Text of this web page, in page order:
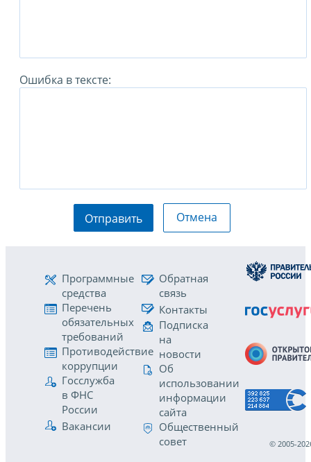
Ошибка в тексте:
Отправить Отмена
Программные
средства
Перечень
обязательных
требований
Противодействие
коррупции
Госслужба
в ФНС
России
Вакансии
Обратная
связь
Контакты
Подписка
на
новости
Об
использовании
информации
сайта
Общественный
совет
© 2005-